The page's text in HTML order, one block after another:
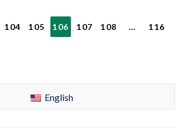
104 105 106 107 108 … 116
English